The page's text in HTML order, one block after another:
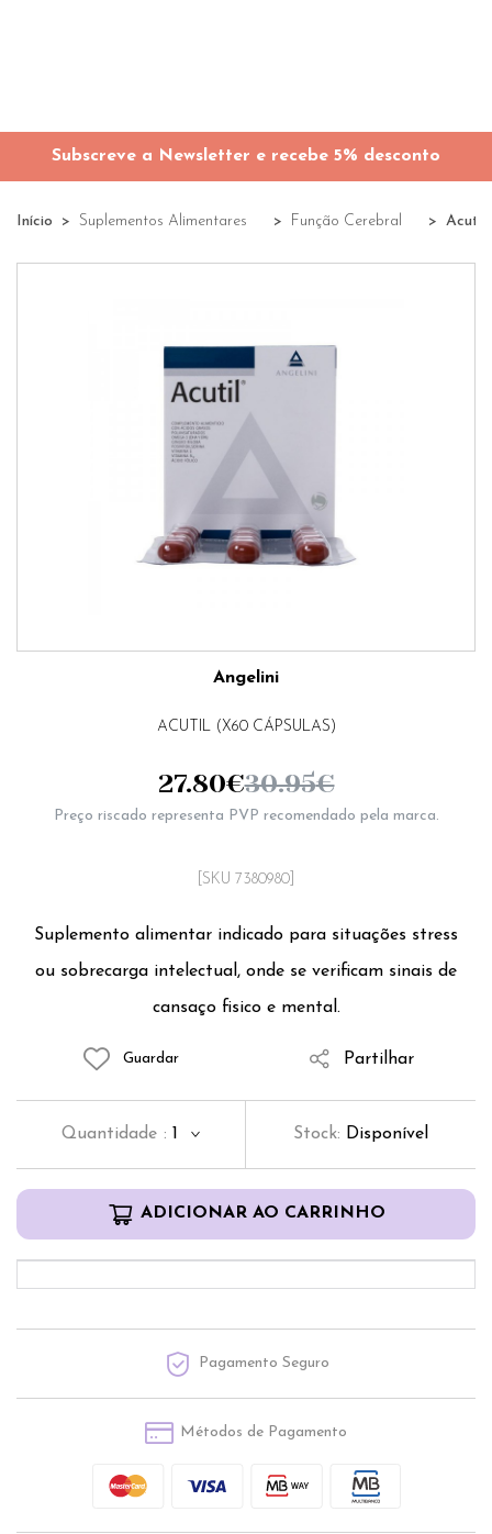
Subscreve a Newsletter e recebe 5% desconto
Início Suplementos Alimentares Função Cerebral Acutil
Angelini
ACUTIL (X60 CÁPSULAS)
Suplemento alimentar indicado para situações stress
ou sobrecarga intelectual, onde se verificam sinais de
cansaço fisico e mental.
[SKU 7380980]
27.80€30.95€
Preço riscado representa PVP recomendado pela marca.
Guardar Partilhar
Quantidade : 1 Stock: Disponível
ADICIONAR AO CARRINHO
Pagamento Seguro
Métodos de Pagamento